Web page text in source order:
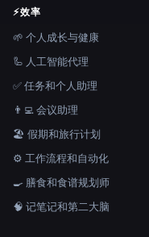
⚡效率
🌱 个人成长与健康
🦾 人工智能代理
✅ 任务和个人助理
👨‍💻 会议助理
🏖 假期和旅行计划
⚙️ 工作流程和自动化
🍳 膳食和食谱规划师
🧠 记笔记和第二大脑